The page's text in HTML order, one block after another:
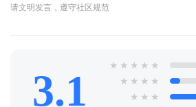
请文明发言，遵守社区规范
3.1
★ ★ ★ ★ ★
★ ★ ★ ★
★ ★ ★